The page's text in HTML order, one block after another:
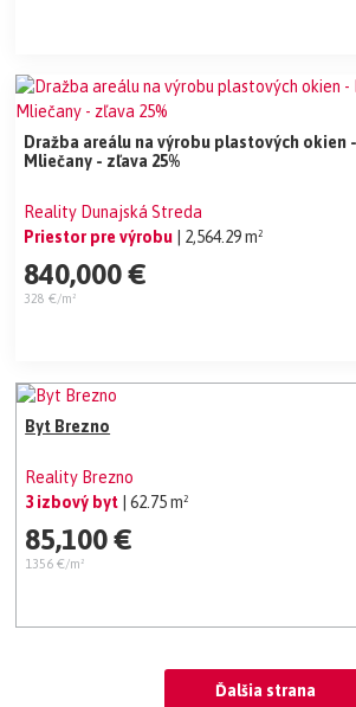
Dražba areálu na výrobu plastových okien
Mliečany - zľava 25%
Reality Dunajská Streda
Priestor pre výrobu
| 2,564.29 m²
840,000 €
328 €/m²
Byt Brezno
Reality Brezno
3 izbový byt
| 62.75 m²
85,100 €
1356 €/m²
Ďalšia strana